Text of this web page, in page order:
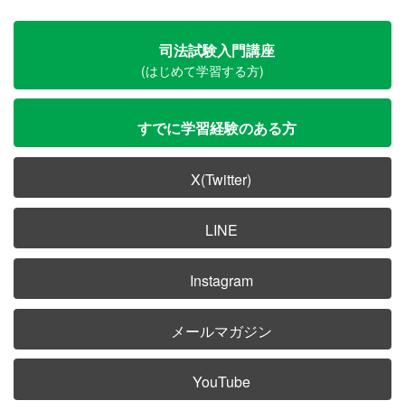
司法試験入門講座
(はじめて学習する方)
すでに学習経験のある方
X(Twitter)
LINE
Instagram
メールマガジン
YouTube